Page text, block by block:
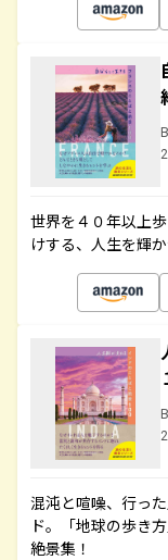
世界を４０年以上
けする、人生を輝
混沌と喧噪、行っ
ド。「地球の歩き
絶景集！